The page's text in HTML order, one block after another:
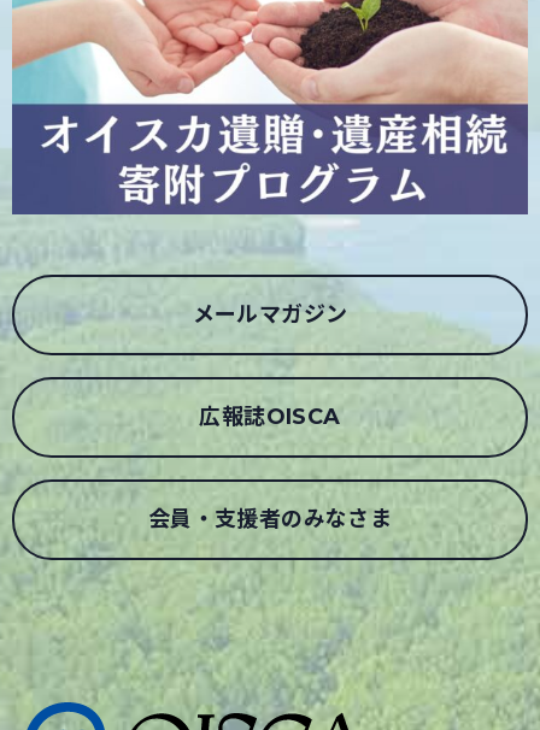
メールマガジン
広報誌OISCA
会員・支援者のみなさま